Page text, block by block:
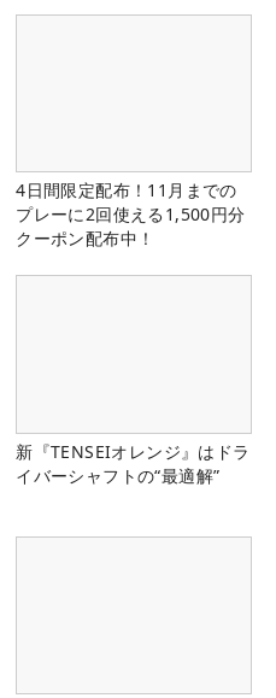
4日間限定配布！11月までの
プレーに2回使える1,500円分
クーポン配布中！
新『TENSEIオレンジ』はドラ
イバーシャフトの“最適解”